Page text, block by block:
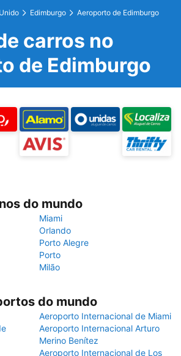
Edimburgo Aeroporto de Edimburgo
carros no
de Edimburgo
do mundo
Miami
Orlando
Porto Alegre
Porto
Milão
do mundo
Aeroporto Internacional de Miami
Aeroporto Internacional Arturo
Merino Benítez
Aeroporto Internacional de Los